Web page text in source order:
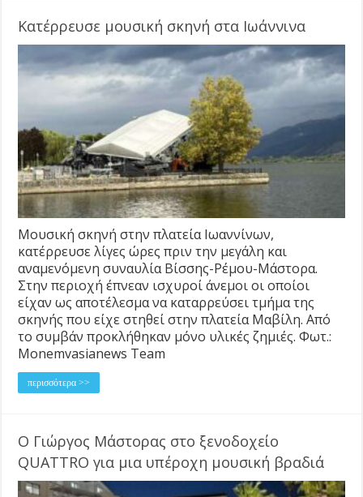
Κατέρρευσε μουσική σκηνή στα Ιωάννινα
Μουσική σκηνή στην πλατεία Ιωαννίνων,
κατέρρευσε λίγες ώρες πριν την μεγάλη και
αναμενόμενη συναυλία Βίσσης-Ρέμου-Μάστορα.
Στην περιοχή έπνεαν ισχυροί άνεμοι οι οποίοι
είχαν ως αποτέλεσμα να καταρρεύσει τμήμα της
σκηνής που είχε στηθεί στην πλατεία Μαβίλη. Από
το συμβάν προκλήθηκαν μόνο υλικές ζημιές. Φωτ.:
Monemvasianews Team
περισσότερα >>
Ο Γιώργος Μάστορας στο ξενοδοχείο
QUATTRO για μια υπέροχη μουσική βραδιά